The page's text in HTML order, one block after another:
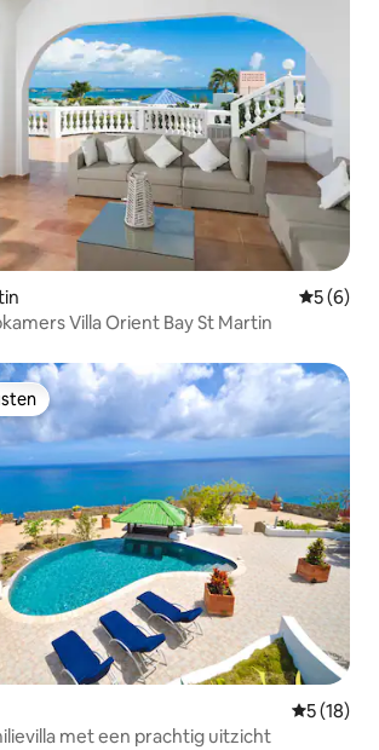
5 (6)
Villa Orient Bay St Martin
5 (18)
met een prachtig uitzicht